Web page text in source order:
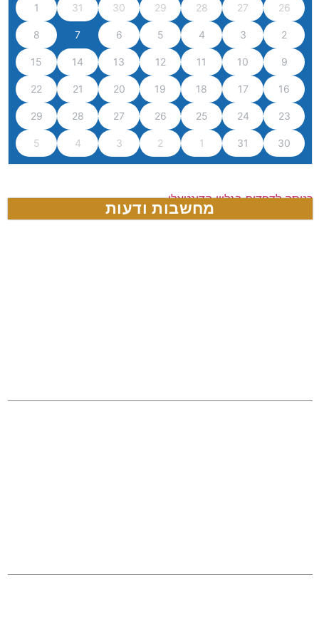
26
27
28
29
30
31
1
2
3
4
5
6
7
8
9
10
11
12
13
14
15
16
17
18
19
20
21
22
23
24
25
26
27
28
29
30
31
1
2
3
4
5
כניסה לדפדוף בגליון הדיגטאלי
מחשבות ודעות